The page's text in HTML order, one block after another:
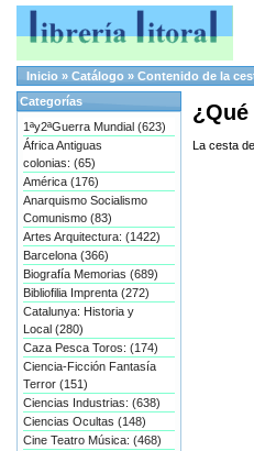
Inicio » Catálogo » Contenido de la
La cesta
Categorías
1ªy2ªGuerra Mundial (623)
África Antiguas
colonias: (65)
América (176)
Anarquismo Socialismo
Comunismo (83)
Artes Arquitectura: (1422)
Barcelona (366)
Biografía Memorias (689)
Bibliofilia Imprenta (272)
Catalunya: Historia y
Local (280)
Caza Pesca Toros: (174)
Ciencia-Ficción Fantasía
Terror (151)
Ciencias Industrias: (638)
Ciencias Ocultas (148)
Cine Teatro Música: (468)